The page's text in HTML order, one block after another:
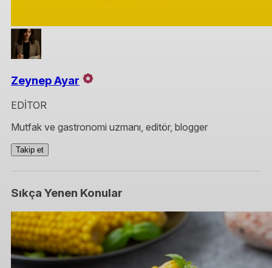
Zeynep Ayar
EDİTOR
Mutfak ve gastronomi uzmanı, editör, blogger
Takip et
Sıkça Yenen Konular